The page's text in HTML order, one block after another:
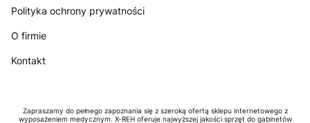
Polityka ochrony prywatności
O firmie
Kontakt
Zapraszamy do pełnego zapoznania się z szeroką ofertą sklepu internetowego z
wyposażeniem medycznym. X-REH oferuje najwyższej jakości sprzęt do gabinetów